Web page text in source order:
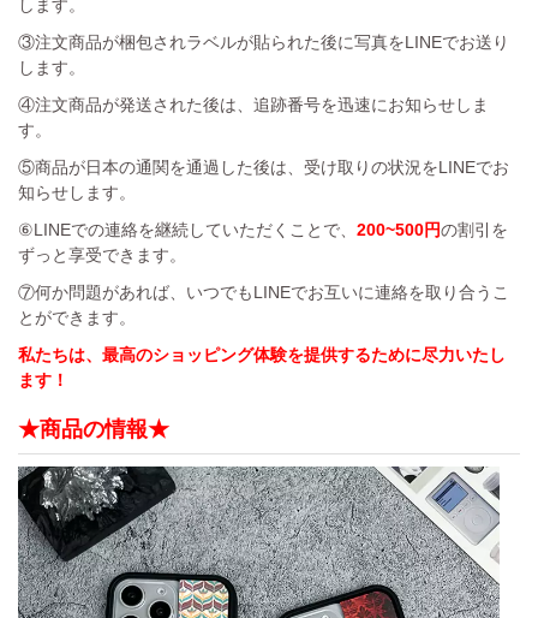
します。
③注文商品が梱包されラベルが貼られた後に写真をLINEでお送り
します。
④注文商品が発送された後は、追跡番号を迅速にお知らせしま
す。
⑤商品が日本の通関を通過した後は、受け取りの状況をLINEでお
知らせします。
⑥LINEでの連絡を継続していただくことで、 200~500円の割引を
ずっと享受できます。
⑦何か問題があれば、いつでもLINEでお互いに連絡を取り合うこ
とができます。
私たちは、最高のショッピング体験を提供するために尽力いたし
ます！
★商品の情報★